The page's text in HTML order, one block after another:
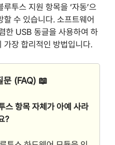
투스 지원 항목을 ‘자동’으
수 있습니다. 소프트웨어
한 USB 동글을 사용하여 하
가장 합리적인 방법입니다.
문 (FAQ) 📖
스 항목 자체가 아예 사라
?